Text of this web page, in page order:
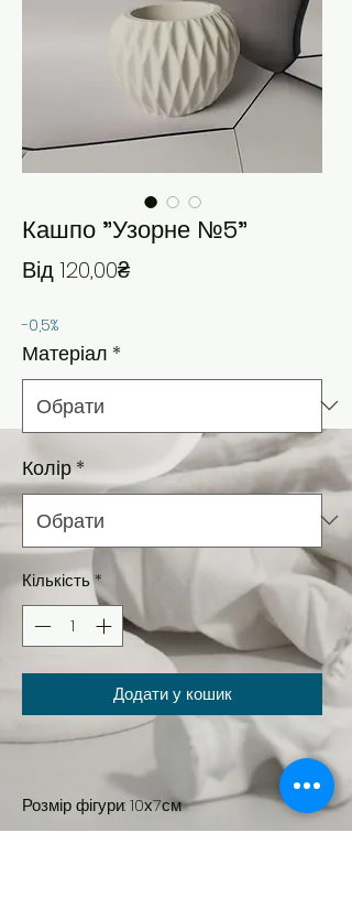
Кашпо "Узорне №5"
Від 120,00₴За розпродажем
-0,5%
Матеріал *
Колір*
Кількість*
Додати у кошик
Розмір фігури: 10х7см